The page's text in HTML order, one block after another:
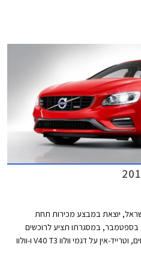
יוצאת במבצע מכירות תחת
הכותרת V DAYS בין התאריכים 13-15 בספטמבר, במסגרתו תציע לרוכשים
הנחות ממחיר המחירון, תנאי מימון נוחים, וטרייד-אין על דגמי וולוו V40 T3 ו-וולוו